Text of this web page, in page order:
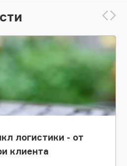
логистики - от
клиента